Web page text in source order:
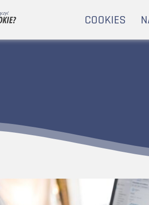
COOKIES